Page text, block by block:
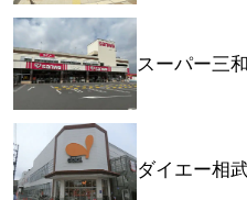
スーパー三
ダイエー相